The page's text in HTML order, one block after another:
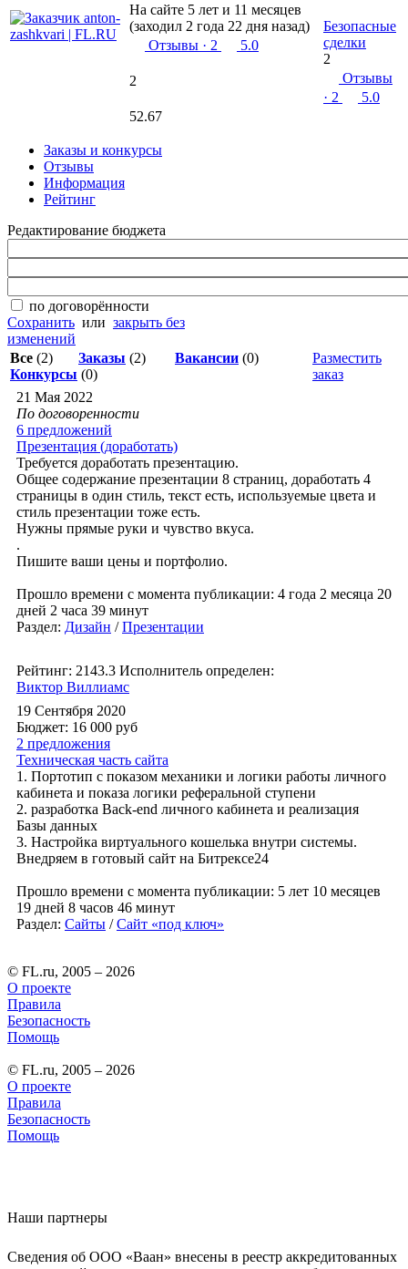
На сайте 5 лет и 11 месяцев
(заходил 2 года 22 дня назад)
Отзывы · 2 5.0
2
52.67
Безопасные
сделки
2
Отзывы
· 2
5.0
Заказы и конкурсы
Отзывы
Информация
Рейтинг
Редактирование бюджета
по договорённости
Сохранить или закрыть без
изменений
Все (2) Заказы (2) Вакансии (0)
Конкурсы (0)
Разместить
заказ
21 Мая 2022
По договоренности
6 предложений
Презентация (доработать)
Требуется доработать презентацию.
Общее содержание презентации 8 страниц, доработать 4
страницы в один стиль, текст есть, используемые цвета и
стиль презентации тоже есть.
Нужны прямые руки и чувство вкуса.
.
Пишите ваши цены и портфолио.
Прошло времени с момента публикации: 4 года 2 месяца 20
дней 2 часа 39 минут
Раздел: Дизайн /Презентации
Рейтинг: 2143.3 Исполнитель определен:
Виктор Виллиамс
19 Сентября 2020
Бюджет: 16 000 руб
2 предложения
Техническая часть сайта
1. Портотип с показом механики и логики работы личного
кабинета и показа логики реферальной ступени
2. разработка Back-end личного кабинета и реализация
Базы данных
3. Настройка виртуального кошелька внутри системы.
Внедряем в готовый сайт на Битрексе24
Прошло времени с момента публикации: 5 лет 10 месяцев
19 дней 8 часов 46 минут
Раздел: Сайты /Сайт «под ключ»
© FL.ru, 2005 – 2026
О проекте
Правила
Безопасность
Помощь
© FL.ru, 2005 – 2026
О проекте
Правила
Безопасность
Помощь
Наши партнеры
Сведения об ООО «Ваан» внесены в реестр аккредитованных